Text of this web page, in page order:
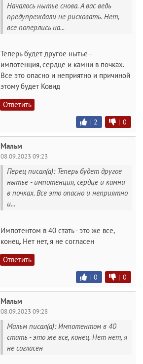
Началось нытье снова. А вас ведь
предупреждали не рисковать. Нет,
все поперлись на...
Теперь будет другое нытье -
импотенция, сердце и камни в почках.
Все это опасно и неприятно и причиной
этому будет Ковид
Ответить
| 2 | 0
Мальм
08.09.2023 09:23
Перец писал(а): Теперь будет другое
нытье - импотенция, сердце и камни
в почках. Все это опасно и неприятно
и...
Импотентом в 40 стать - это же все,
конец. Нет нет, я не согласен
Ответить
| 0 | 0
Мальм
08.09.2023 09:28
Мальм писал(а): Импотентом в 40
стать - это же все, конец. Нет нет, я
не согласен